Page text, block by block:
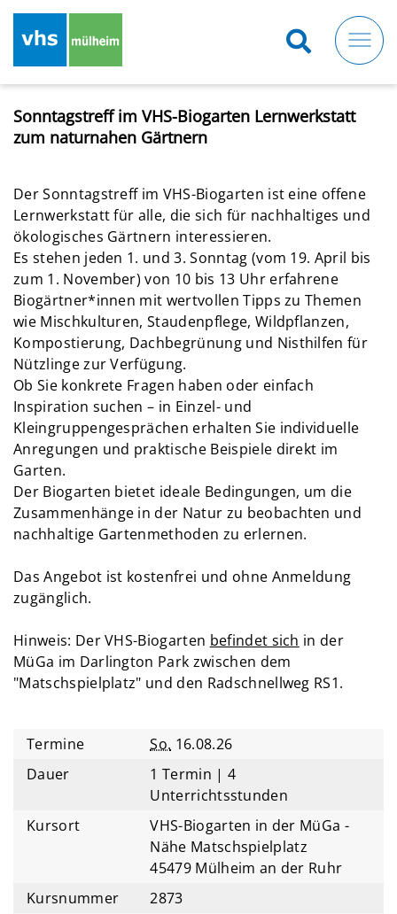
Sonntagstreff im VHS-Biogarten Lernwerkstatt
zum naturnahen Gärtnern
Der Sonntagstreff im VHS-Biogarten ist eine offene
Lernwerkstatt für alle, die sich für nachhaltiges und
ökologisches Gärtnern interessieren.
Es stehen jeden 1. und 3. Sonntag (vom 19. April bis
zum 1. November) von 10 bis 13 Uhr erfahrene
Biogärtner*innen mit wertvollen Tipps zu Themen
wie Mischkulturen, Staudenpflege, Wildpflanzen,
Kompostierung, Dachbegrünung und Nisthilfen für
Nützlinge zur Verfügung.
Ob Sie konkrete Fragen haben oder einfach
Inspiration suchen – in Einzel- und
Kleingruppengesprächen erhalten Sie individuelle
Anregungen und praktische Beispiele direkt im
Garten.
Der Biogarten bietet ideale Bedingungen, um die
Zusammenhänge in der Natur zu beobachten und
nachhaltige Gartenmethoden zu erlernen.
Das Angebot ist kostenfrei und ohne Anmeldung
zugänglich.
Hinweis: Der VHS-Biogarten befindet sich in der
MüGa im Darlington Park zwischen dem
"Matschspielplatz" und den Radschnellweg RS1.
Termine So. 16.08.26
Dauer
1 Termin | 4
Unterrichtsstunden
Kursort
VHS-Biogarten in der MüGa -
Nähe Matschspielplatz
45479 Mülheim an der Ruhr
Kursnummer
2873